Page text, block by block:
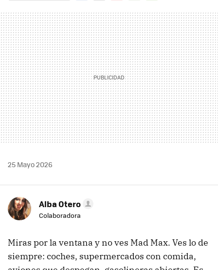
MAIL
25 Mayo 2026
Alba Otero
Colaboradora
Miras por la ventana y no ves Mad Max. Ves lo de
siempre: coches, supermercados con comida,